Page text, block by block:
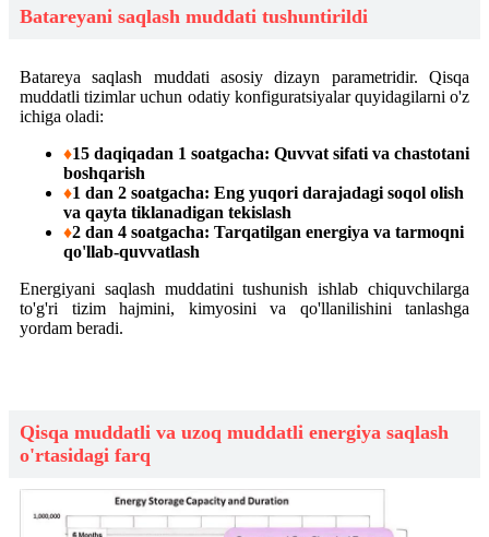
Batareyani saqlash muddati tushuntirildi
Batareya saqlash muddati asosiy dizayn parametridir. Qisqa
muddatli tizimlar uchun odatiy konfiguratsiyalar quyidagilarni o'z
ichiga oladi:
♦15 daqiqadan 1 soatgacha: Quvvat sifati va chastotani
boshqarish
♦1 dan 2 soatgacha: Eng yuqori darajadagi soqol olish
va qayta tiklanadigan tekislash
♦2 dan 4 soatgacha: Tarqatilgan energiya va tarmoqni
qo'llab-quvvatlash
Energiyani saqlash muddatini tushunish ishlab chiquvchilarga
to'g'ri tizim hajmini, kimyosini va qo'llanilishini tanlashga
yordam beradi.
Qisqa muddatli va uzoq muddatli energiya saqlash
o'rtasidagi farq